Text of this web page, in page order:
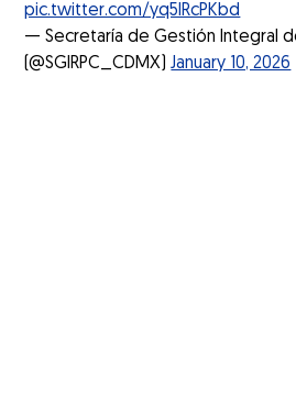
pic.twitter.com/yq5lRcPKbd
— Secretaría de Gestión Integral
(@SGIRPC_CDMX)January 10, 2026